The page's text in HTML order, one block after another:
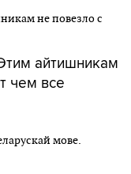
айтишникам
чем все